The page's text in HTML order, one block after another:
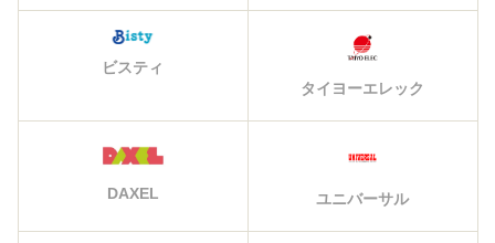
ビスティ
タイヨーエレック
DAXEL ユニバーサル